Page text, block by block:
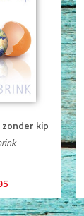
kip